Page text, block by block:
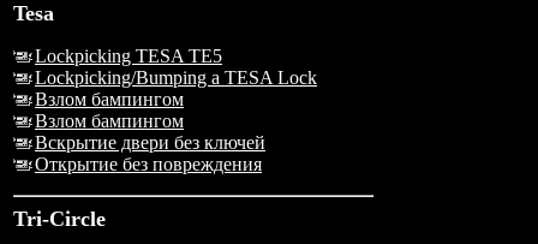
Tesa
Lockpicking TESA TE5
Lockpicking/Bumping a TESA Lock
Взлом бампингом
Взлом бампингом
Вскрытие двери без ключей
Открытие без повреждения
Tri-Circle